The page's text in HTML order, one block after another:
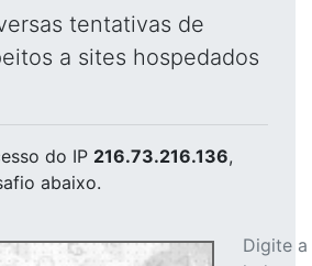
tentativas de
a sites hospedados
do IP 216.73.216.136,
abaixo.
Digite